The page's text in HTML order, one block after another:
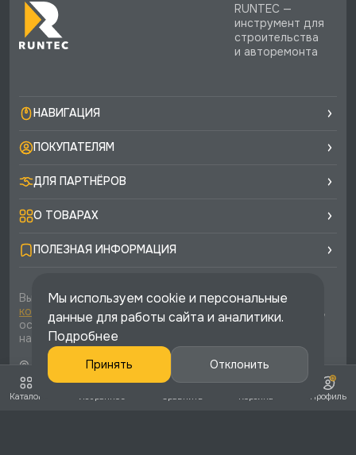
RUNTEC —
инструмент для
строительства
и авторемонта
НАВИГАЦИЯ
ПОКУПАТЕЛЯМ
ДЛЯ ПАРТНЁРОВ
О ТОВАРАХ
ПОЛЕЗНАЯ ИНФОРМАЦИЯ
Вы соглашаетесь с условиямиполитики
конфиденциальностиипубличной офертыкаждый раз,
оставляя свои данные в любой форме обратной связи
на сайте runtec-shop.ru
© 2026 «Runtec», официальный интернет-магазин. Все
права защищены
Каталог Профиль
Мы используем cookie и персональные
данные для работы сайта и аналитики.
Подробнее
Принять Отклонить